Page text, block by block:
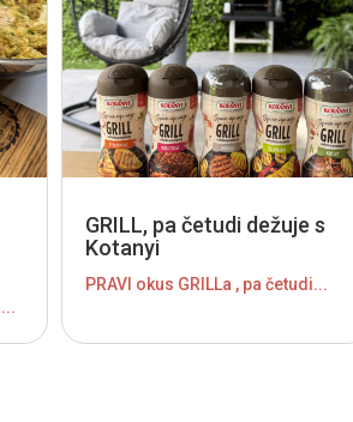
GRILL, pa četudi dežuje s
Kotanyi
PRAVI okus GRILLa , pa četudi...